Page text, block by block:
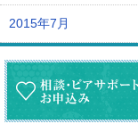
2015年7月